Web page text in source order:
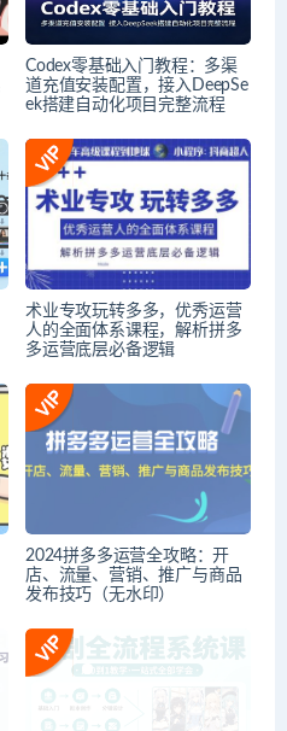
Codex零基础入门教程：多渠
道充值安装配置，接入DeepSe
ek搭建自动化项目完整流程
术业专攻玩转多多，优秀运营
人的全面体系课程，解析拼多
多运营底层必备逻辑
2024拼多多运营全攻略：开
店、流量、营销、推广与商品
发布技巧（无水印）